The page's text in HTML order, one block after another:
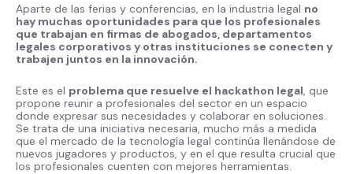
Aparte de las ferias y conferencias, en la industria legal no
hay muchas oportunidades para que los profesionales
que trabajan en firmas de abogados, departamentos
legales corporativos y otras instituciones se conecten y
trabajen juntos en la innovación.
Este es el problema que resuelve el hackathon legal , que
propone reunir a profesionales del sector en un espacio
donde expresar sus necesidades y colaborar en soluciones.
Se trata de una iniciativa necesaria, mucho más a medida
que el mercado de la tecnología legal continúa llenándose de
nuevos jugadores y productos, y en el que resulta crucial que
los profesionales cuenten con mejores herramientas.